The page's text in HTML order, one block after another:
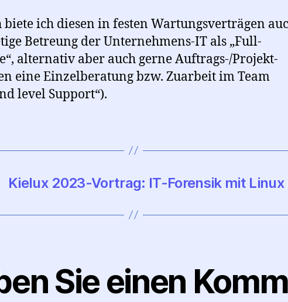
biete ich diesen in festen Wartungsverträgen
Betreung der Unternehmens-IT als „Full-
alternativ aber auch gerne Auftrags-/Projekt-
eine Einzelberatung bzw. Zuarbeit im Team
level Support“).
Kielux 2023-Vortrag: IT-Forensik mit
Sie einen